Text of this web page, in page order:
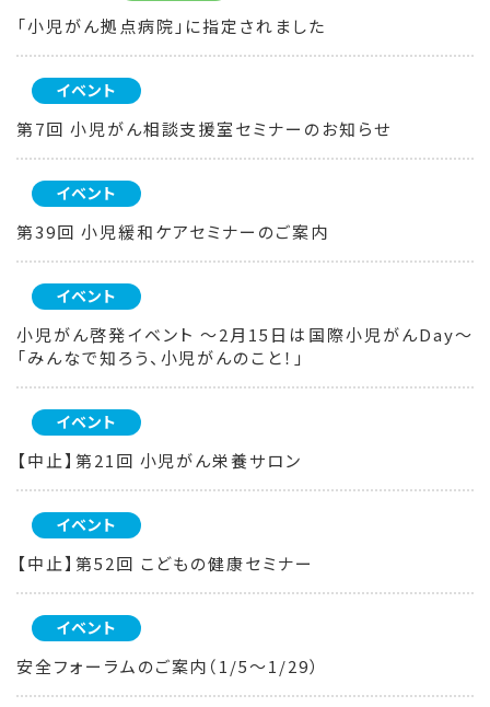
「小児がん拠点病院」に指定されました
イベント
第7回 小児がん相談支援室セミナーのお知らせ
イベント
第39回 小児緩和ケアセミナーのご案内
イベント
小児がん啓発イベント ～2月15日は国際小児がんDay～
「みんなで知ろう、小児がんのこと！」
イベント
【中止】第21回 小児がん栄養サロン
イベント
【中止】第52回 こどもの健康セミナー
イベント
安全フォーラムのご案内（1/5～1/29）